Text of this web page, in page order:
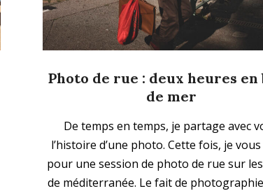
Photo de rue : deux heures en
de mer
04
De temps en temps, je partage avec
l’histoire d’une photo. Cette fois, je
pour une session de photo de rue sur
de méditerranée. Le fait de